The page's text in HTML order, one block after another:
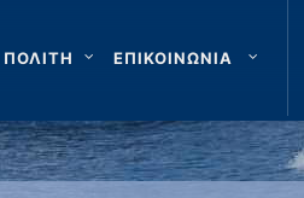
ΕΠΙΚΟΙΝΩΝΙΑ